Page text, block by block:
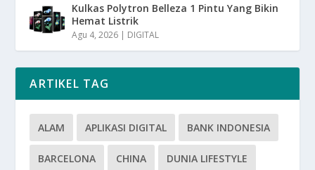
Kulkas Polytron Belleza 1 Pintu Yang Bikin
Hemat Listrik
Agu 4, 2026 | DIGITAL
ARTIKEL TAG
ALAM APLIKASI DIGITAL BANK INDONESIA
BARCELONA CHINA DUNIA LIFESTYLE